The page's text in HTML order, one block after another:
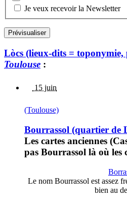
Je veux recevoir la Newsletter
Lòcs (lieux-dits = toponymie,
Toulouse :
15 juin
(Toulouse)
Bourrassol (quartier de
Les cartes anciennes
pas Bourrassol là où les
Le nom Bourrassol est assez
bien au